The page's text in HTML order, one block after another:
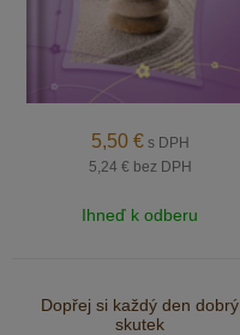
5,50 € s DPH
5,24 € bez DPH
Ihneď k odberu
Dopřej si každý den dobrý
skutek